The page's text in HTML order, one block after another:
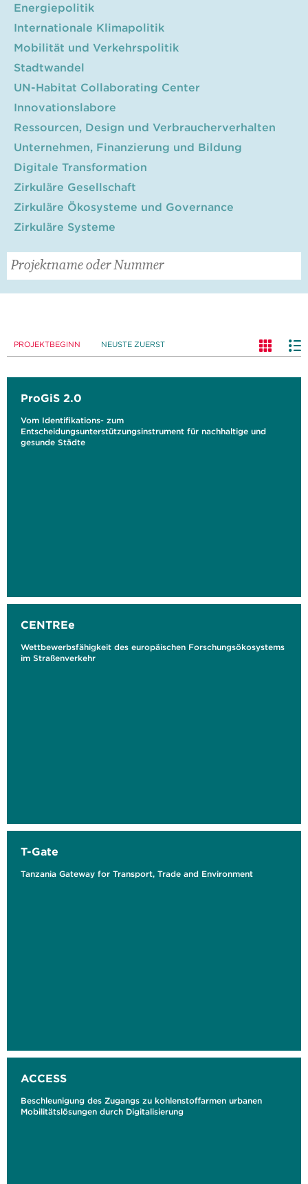
Energiepolitik
Internationale Klimapolitik
Mobilität und Verkehrspolitik
Stadtwandel
UN-Habitat Collaborating Center
Innovationslabore
Ressourcen, Design und Verbraucherverhalten
Unternehmen, Finanzierung und Bildung
Digitale Transformation
Zirkuläre Gesellschaft
Zirkuläre Ökosysteme und Governance
Zirkuläre Systeme
PROJEKTBEGINN NEUSTE ZUERST
ProGiS 2.0
Vom Identifikations- zum
Entscheidungsunterstützungsinstrument für nachhaltige und
gesunde Städte
CENTREe
Wettbewerbsfähigkeit des europäischen Forschungsökosystems
im Straßenverkehr
T-Gate
Tanzania Gateway for Transport, Trade and Environment
ACCESS
Beschleunigung des Zugangs zu kohlenstoffarmen urbanen
Mobilitätslösungen durch Digitalisierung